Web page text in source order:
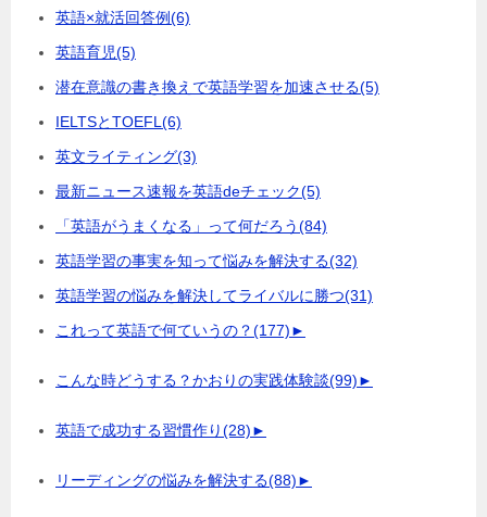
英語×就活回答例(6)
英語育児(5)
潜在意識の書き換えで英語学習を加速させる(5)
IELTSとTOEFL (6)
英文ライティング(3)
最新ニュース速報を英語deチェック(5)
「英語がうまくなる」って何だろう(84)
英語学習の事実を知って悩みを解決する(32)
英語学習の悩みを解決してライバルに勝つ(31)
これって英語で何ていうの？(177)►
こんな時どうする？かおりの実践体験談(99)►
英語で成功する習慣作り(28)►
リーディングの悩みを解決する(88)►